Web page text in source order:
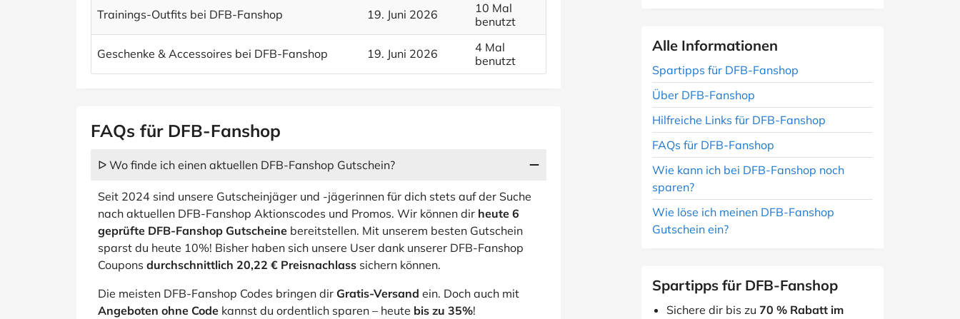
Trainings-Outfits bei DFB-Fanshop 19. Juni 2026
10 Mal
benutzt
Geschenke & Accessoires bei DFB-Fanshop 19. Juni 2026
4 Mal
benutzt
Alle Informationen
Spartipps für DFB-Fanshop
Über DFB-Fanshop
Hilfreiche Links für DFB-Fanshop
FAQs für DFB-Fanshop
Wie kann ich bei DFB-Fanshop noch
sparen?
Wie löse ich meinen DFB-Fanshop
Gutschein ein?
Spartipps für DFB-Fanshop
Sichere dir bis zu 70 % Rabatt im
FAQs für DFB-Fanshop
ᐅ Wo finde ich einen aktuellen DFB-Fanshop Gutschein?
Seit 2024 sind unsere Gutscheinjäger und -jägerinnen für dich stets auf der Suche
nach aktuellen DFB-Fanshop Aktionscodes und Promos. Wir können dir heute 6
geprüfte DFB-Fanshop Gutscheine bereitstellen. Mit unserem besten Gutschein
sparst du heute 10%! Bisher haben sich unsere User dank unserer DFB-Fanshop
Coupons durchschnittlich 20,22 € Preisnachlass sichern können.
Die meisten DFB-Fanshop Codes bringen dir Gratis-Versand ein. Doch auch mit
Angeboten ohne Code kannst du ordentlich sparen – heute bis zu 35%!